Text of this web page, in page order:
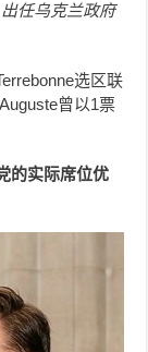
任乌克兰政府
选区联
曾以1票
的实际席位优